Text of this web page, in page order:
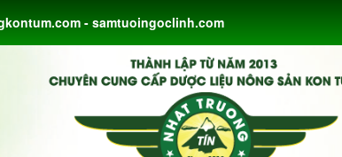
- samtuoingoclinh.com